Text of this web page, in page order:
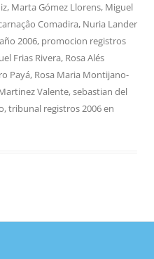
, Marta Gómez Llorens, Miguel
Comadira, Nuria Lander
2006, promocion registros
Frias Rivera, Rosa Alés
Payá, Rosa Maria Montijano-
Valente,sebastian del
,tribunal registros 2006en